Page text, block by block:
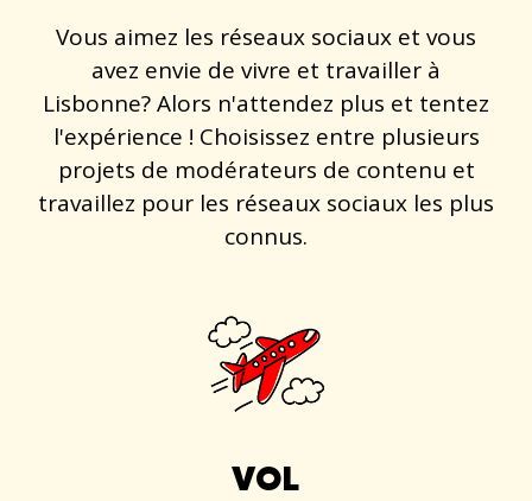
Vous aimez les réseaux sociaux et vous
avez envie de vivre et travailler à
Lisbonne? Alors n'attendez plus et tentez
l'expérience ! Choisissez entre plusieurs
projets de modérateurs de contenu et
travaillez pour les réseaux sociaux les plus
connus.
VOL